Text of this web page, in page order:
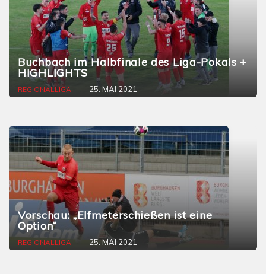
Buchbach im Halbfinale des Liga-Pokals +
HIGHLIGHTS
REGIONALLIGA 25. MAI 2021
Vorschau: „Elfmeterschießen ist eine
Option“
REGIONALLIGA 25. MAI 2021